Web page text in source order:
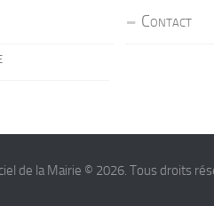
Contact
de la Mairie © 2026. Tous droits